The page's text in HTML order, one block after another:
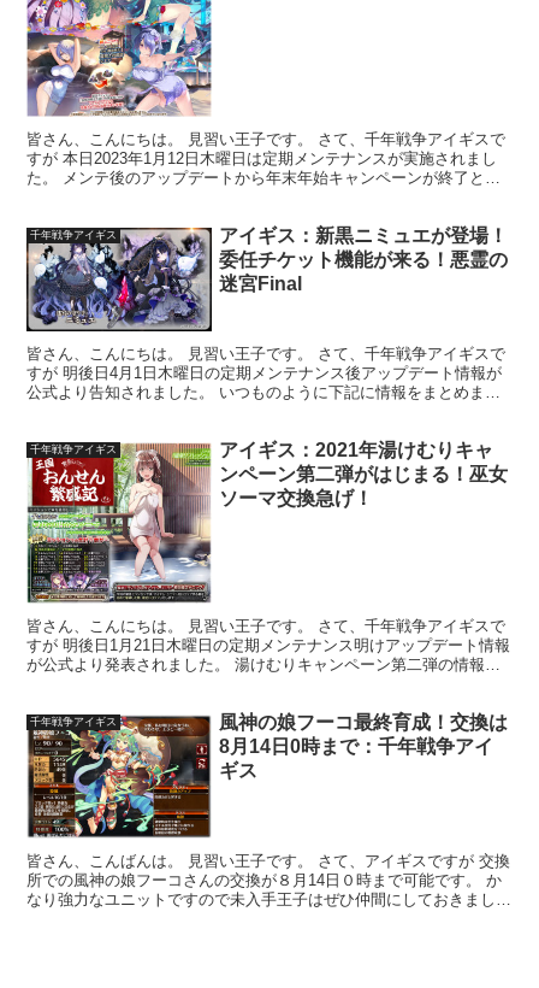
皆さん、こんにちは。 見習い王子です。 さて、千年戦争アイギスで
すが 本日2023年1月12日木曜日は定期メンテナンスが実施されまし
た。 メンテ後のアップデートから年末年始キャンペーンが終了とな
千年戦争アイギス
アイギス：新黒ニミュエが登場！
委任チケット機能が来る！悪霊の
迷宮Final
皆さん、こんにちは。 見習い王子です。 さて、千年戦争アイギスで
すが 明後日4月1日木曜日の定期メンテナンス後アップデート情報が
公式より告知されました。 いつものように下記に情報をまとめまし
千年戦争アイギス
アイギス：2021年湯けむりキャ
ンペーン第二弾がはじまる！巫女
ソーマ交換急げ！
皆さん、こんにちは。 見習い王子です。 さて、千年戦争アイギスで
すが 明後日1月21日木曜日の定期メンテナンス明けアップデート情報
が公式より発表されました。 湯けむりキャンペーン第二弾の情報が
千年戦争アイギス
風神の娘フーコ最終育成！交換は
8月14日0時まで：千年戦争アイ
ギス
皆さん、こんばんは。 見習い王子です。 さて、アイギスですが 交換
所での風神の娘フーコさんの交換が８月14日０時まで可能です。 か
なり強力なユニットですので未入手王子はぜひ仲間にしておきましょ